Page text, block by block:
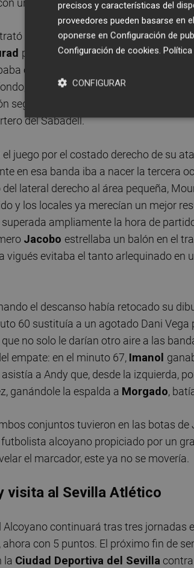
un zurdazo desde la media
de restablecer el empate por la vía
poco antes del ecuador del primer
con el meta visitante el extremo
trataba de adelantar a los suyos
seguido, era Mourad, con un remate
del Sabadell.
juego por el costado derecho de su
en esa banda iba a nacer la tercera
lateral derecho al área pequeña,
y los locales ya merecían un mejor
ampliamente la hora de
Jacobo estrellaba un balón en el
vigués evitaba el tanto arlequinado en
el descanso había retocado su
60 sustituía a un agotado Dani Vega
no solo le darían otro aire a las
empate: en el minuto 67, Imanol
a Andy que, desde la izquierda,
ganándole la espalda a Morgado,
conjuntos tuvieron en las botas de
alcoyano propiciado por un
el marcador, este ya no se movería.
visita al Sevilla Atlético
Alcoyano continuará tras tres jornadas
, ahora con 5 puntos. El próximo fin de
la Ciudad Deportiva del Sevilla
precisos y características del
proveedores pueden basarse en
oponerse en Configuración de
Configuración de cookies. Política
CONFIGURAR